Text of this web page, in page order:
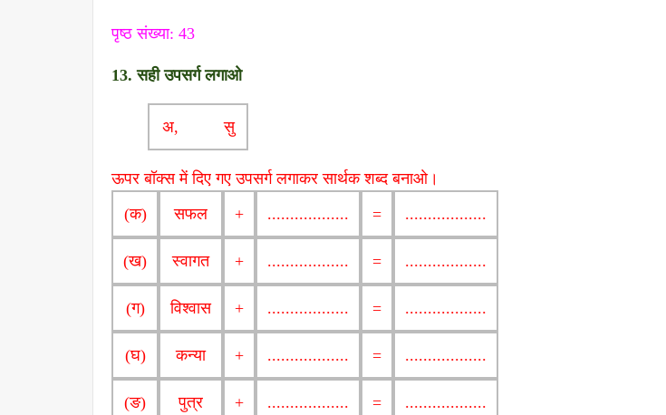
पृष्ठ संख्या: 43
13. सही उपसर्ग लगाओ
अ, सु
ऊपर बॉक्स में दिए गए उपसर्ग लगाकर सार्थक शब्द बनाओ।
(क)
सफल + .................. = ..................
(ख) स्वागत + .................. = ..................
(ग) विश्वास + .................. = ..................
(घ) कन्या + .................. = ..................
(ङ) पुत्र + .................. = ..................